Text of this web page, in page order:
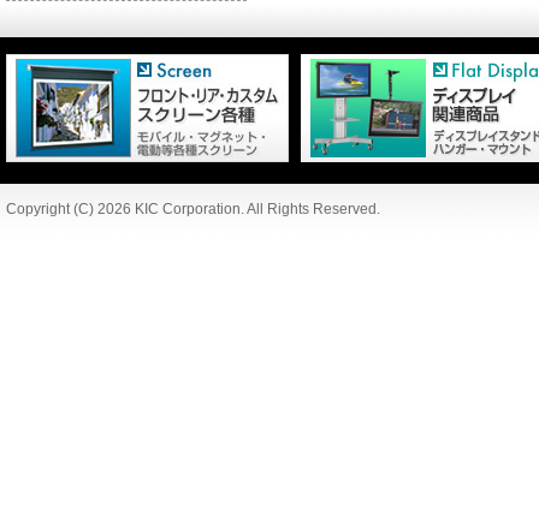
Copyright (C) 2026 KIC Corporation. All Rights Reserved.